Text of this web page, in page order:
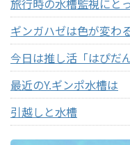
旅行時の水槽監視にと
ギンガハゼは色が変わ
今日は推し活「はぴだ
最近のY.ギンポ水槽は
引越しと水槽